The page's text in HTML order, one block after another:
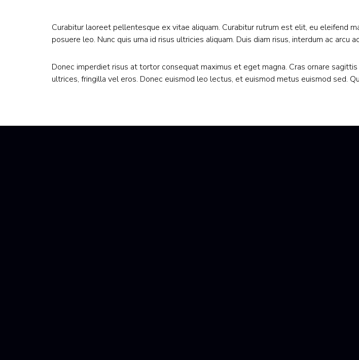
Curabitur laoreet pellentesque ex vitae aliquam. Curabitur rutrum est elit, eu eleifend
posuere leo. Nunc quis urna id risus ultricies aliquam. Duis diam risus, interdum ac arcu
Donec imperdiet risus at tortor consequat maximus et eget magna. Cras ornare
ultrices, fringilla vel eros. Donec euismod leo lectus, et euismod metus euismod sed.